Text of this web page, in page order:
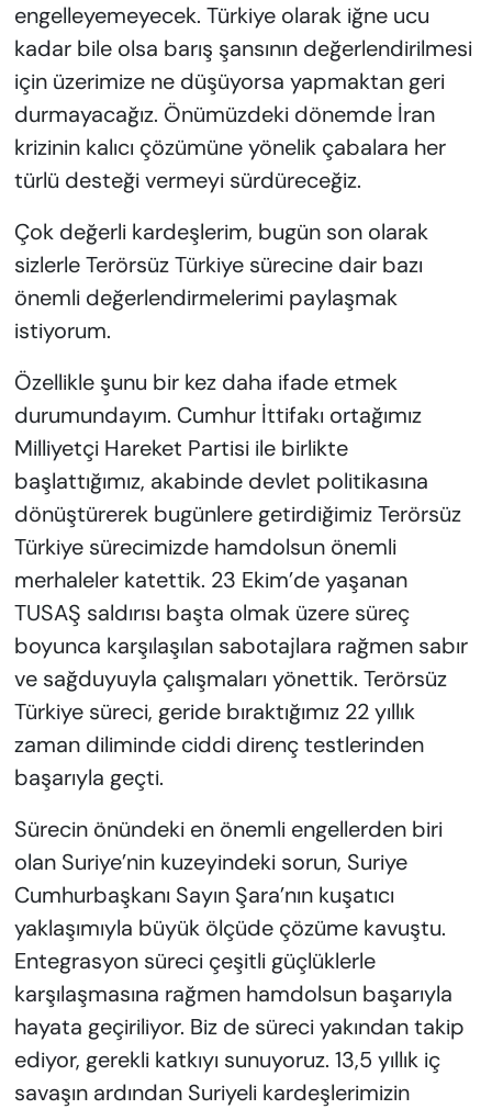
engelleyemeyecek. Türkiye olarak iğne ucu
kadar bile olsa barış şansının değerlendirilmesi
için üzerimize ne düşüyorsa yapmaktan geri
durmayacağız. Önümüzdeki dönemde İran
krizinin kalıcı çözümüne yönelik çabalara her
türlü desteği vermeyi sürdüreceğiz.
Çok değerli kardeşlerim, bugün son olarak
sizlerle Terörsüz Türkiye sürecine dair bazı
önemli değerlendirmelerimi paylaşmak
istiyorum.
Özellikle şunu bir kez daha ifade etmek
durumundayım. Cumhur İttifakı ortağımız
Milliyetçi Hareket Partisi ile birlikte
başlattığımız, akabinde devlet politikasına
dönüştürerek bugünlere getirdiğimiz Terörsüz
Türkiye sürecimizde hamdolsun önemli
merhaleler katettik. 23 Ekim’de yaşanan
TUSAŞ saldırısı başta olmak üzere süreç
boyunca karşılaşılan sabotajlara rağmen sabır
ve sağduyuyla çalışmaları yönettik. Terörsüz
Türkiye süreci, geride bıraktığımız 22 yıllık
zaman diliminde ciddi direnç testlerinden
başarıyla geçti.
Sürecin önündeki en önemli engellerden biri
olan Suriye’nin kuzeyindeki sorun, Suriye
Cumhurbaşkanı Sayın Şara’nın kuşatıcı
yaklaşımıyla büyük ölçüde çözüme kavuştu.
Entegrasyon süreci çeşitli güçlüklerle
karşılaşmasına rağmen hamdolsun başarıyla
hayata geçiriliyor. Biz de süreci yakından takip
ediyor, gerekli katkıyı sunuyoruz. 13,5 yıllık iç
savaşın ardından Suriyeli kardeşlerimizin